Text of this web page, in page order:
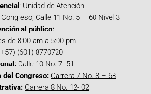
: Unidad de Atención
Calle 11 No. 5 – 60 Nivel 3
al público:
de 8:00 am a 5:00 pm
(601) 8770720
Calle 10 No. 7- 51
del Congreso: Carrera 7 No. 8 – 68
Carrera 8 No. 12- 02